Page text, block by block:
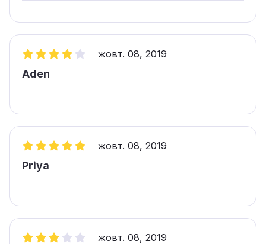
жовт. 08, 2019
Aden
жовт. 08, 2019
Priya
жовт. 08, 2019